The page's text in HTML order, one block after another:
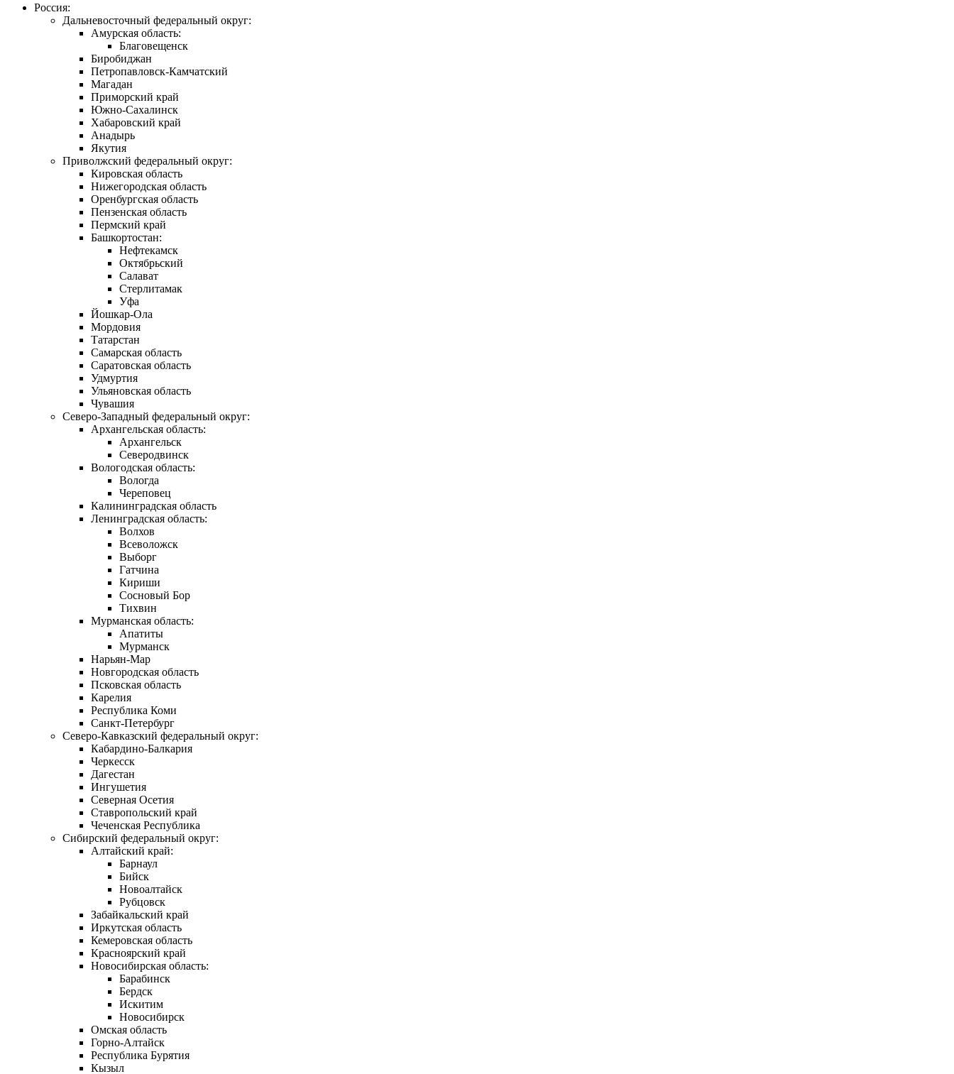
Россия:
Дальневосточный федеральный округ:
Амурская область:
Благовещенск
Биробиджан
Петропавловск-Камчатский
Магадан
Приморский край
Южно-Сахалинск
Хабаровский край
Анадырь
Якутия
Приволжский федеральный округ:
Кировская область
Нижегородская область
Оренбургская область
Пензенская область
Пермский край
Башкортостан:
Нефтекамск
Октябрьский
Салават
Стерлитамак
Уфа
Йошкар-Ола
Мордовия
Татарстан
Самарская область
Саратовская область
Удмуртия
Ульяновская область
Чувашия
Северо-Западный федеральный округ:
Архангельская область:
Архангельск
Северодвинск
Вологодская область:
Вологда
Череповец
Калининградская область
Ленинградская область:
Волхов
Всеволожск
Выборг
Гатчина
Кириши
Сосновый Бор
Тихвин
Мурманская область:
Апатиты
Мурманск
Нарьян-Мар
Новгородская область
Псковская область
Карелия
Республика Коми
Санкт-Петербург
Северо-Кавказский федеральный округ:
Кабардино-Балкария
Черкесск
Дагестан
Ингушетия
Северная Осетия
Ставропольский край
Чеченская Республика
Сибирский федеральный округ:
Алтайский край:
Барнаул
Бийск
Новоалтайск
Рубцовск
Забайкальский край
Иркутская область
Кемеровская область
Красноярский край
Новосибирская область:
Барабинск
Бердск
Искитим
Новосибирск
Омская область
Горно-Алтайск
Республика Бурятия
Кызыл